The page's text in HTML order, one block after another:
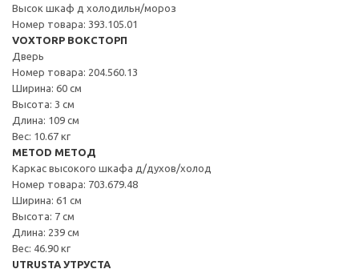
Высок шкаф д холодильн/мороз
Номер товара: 393.105.01
VOXTORP ВОКСТОРП
Дверь
Номер товара: 204.560.13
Ширина: 60 см
Высота: 3 см
Длина: 109 см
Вес: 10.67 кг
METOD МЕТОД
Каркас высокого шкафа д/духов/холод
Номер товара: 703.679.48
Ширина: 61 см
Высота: 7 см
Длина: 239 см
Вес: 46.90 кг
UTRUSTA УТРУСТА